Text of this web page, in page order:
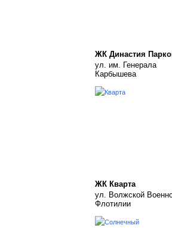
ЖК Династия
ул. им. Генерала
Карбышева
ЖК Кварта
ул. Волжской
Флотилии